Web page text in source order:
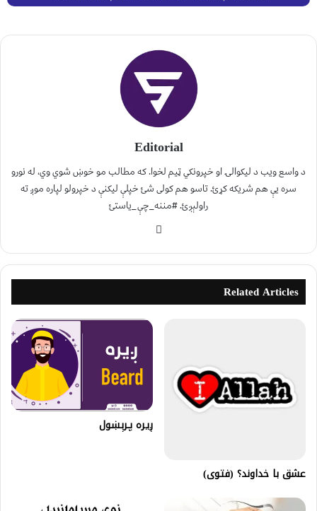
Editorial
د واسع ویب د لیکوالۍ او خپرونکي ټیم لخوا. که مطالب مو خوښ شوي وي، له نورو
سره یې هم شریکه کړئ. تاسو هم کولی شئ خپلې لیکنې د خپرولو لپاره موږ ته
راولېږئ. #مننه_چې_یاستئ
Related Articles
عشق با خداوند؟ (فتوى)
ږيره پـرېښول